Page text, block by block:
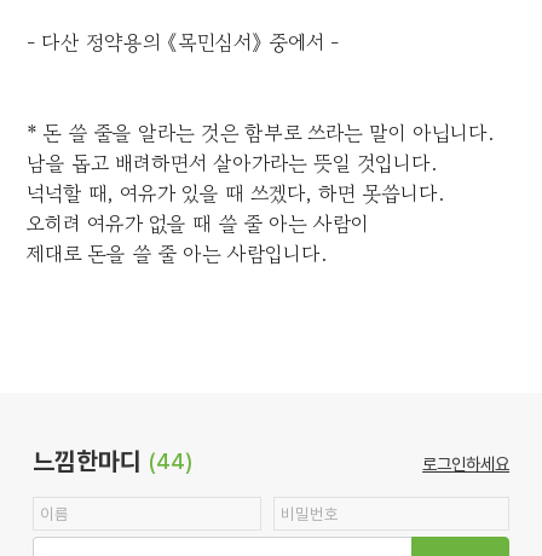
- 다산 정약용의 《목민심서》 중에서 -
* 돈 쓸 줄을 알라는 것은 함부로 쓰라는 말이 아닙니다.
남을 돕고 배려하면서 살아가라는 뜻일 것입니다.
넉넉할 때, 여유가 있을 때 쓰겠다, 하면 못씁니다.
오히려 여유가 없을 때 쓸 줄 아는 사람이
제대로 돈을 쓸 줄 아는 사람입니다.
느낌한마디 (44) 로그인하세요